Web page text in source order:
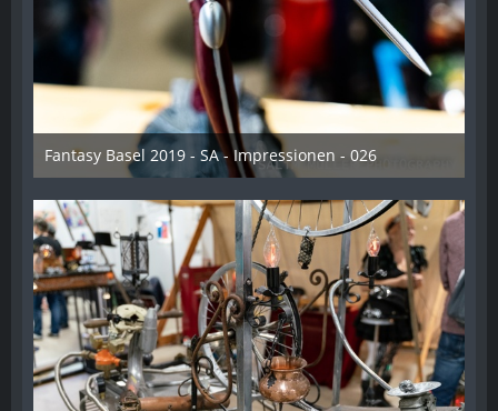
Fantasy Basel 2019 - SA - Impressionen - 026
21. Mai 2019